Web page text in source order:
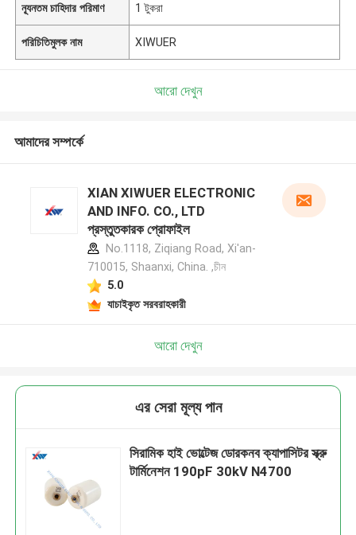
ন্যূনতম চাহিদার পরিমাণ 1 টুকরা
পরিচিতিমুলক নাম XIWUER
আরো দেখুন
আমাদের সম্পর্কে
XIAN XIWUER ELECTRONIC
AND INFO. CO., LTD
প্রস্তুতকারক প্রোফাইল
No.1118, Ziqiang Road, Xi'an-
710015, Shaanxi, China. ,চীন
5.0
যাচাইকৃত সরবরাহকারী
আরো দেখুন
এর সেরা মূল্য পান
সিরামিক হাই ভোল্টেজ ডোরকনব ক্যাপাসিটর স্ক্রু
টার্মিনেশন 190pF 30kV N4700